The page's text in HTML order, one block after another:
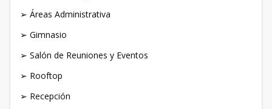
➢ Áreas Administrativa
➢ Gimnasio
➢ Salón de Reuniones y Eventos
➢ Rooftop
➢ Recepción